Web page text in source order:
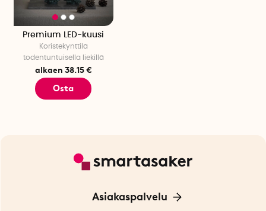
Premium LED-kuusi
Koristekynttilä
todentuntuisella liekillä
alkaen 38.15 €
Osta
Asiakaspalvelu